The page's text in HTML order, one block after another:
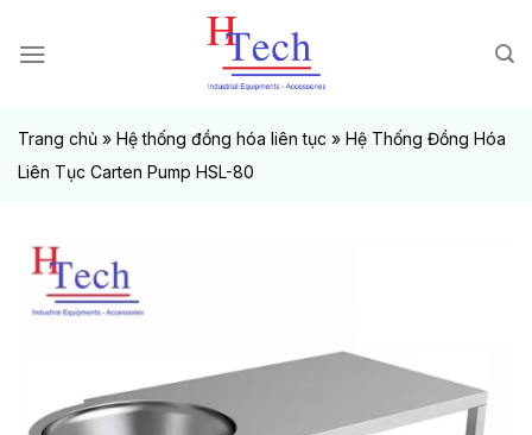
đến
Trang chủ » Hệ thống đồng hóa liên tục » Hệ Thống Đồng Hóa
Liên Tục Carten Pump HSL-80